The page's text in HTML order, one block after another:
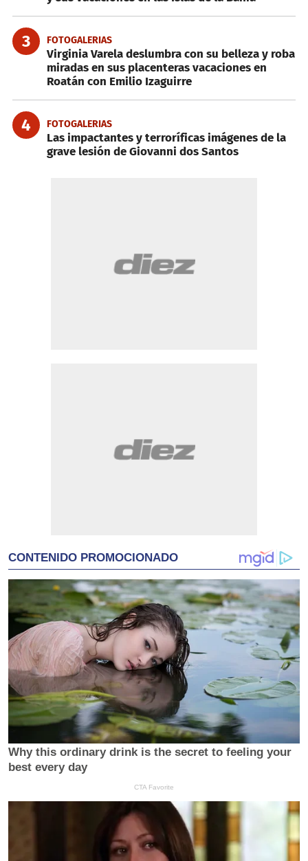
3 FOTOGALERIAS
Virginia Varela deslumbra con su belleza y roba
miradas en sus placenteras vacaciones en
Roatán con Emilio Izaguirre
4 FOTOGALERIAS
Las impactantes y terroríficas imágenes de la
grave lesión de Giovanni dos Santos